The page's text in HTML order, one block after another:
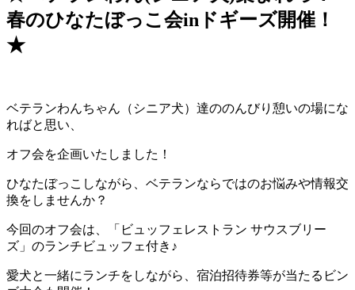
春のひなたぼっこ会inドギーズ開催！
★
ベテランわんちゃん（シニア犬）達ののんびり憩いの場にな
ればと思い、
オフ会を企画いたしました！
ひなたぼっこしながら、ベテランならではのお悩みや情報交
換をしませんか？
今回のオフ会は、「ビュッフェレストラン サウスブリー
ズ」のランチビュッフェ付き♪
愛犬と一緒にランチをしながら、宿泊招待券等が当たるビン